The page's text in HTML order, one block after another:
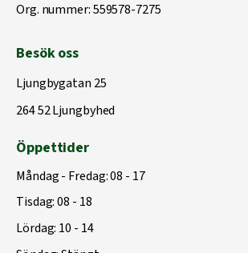
Org. nummer: 559578-7275
Besök oss
Ljungbygatan 25
264 52 Ljungbyhed
Öppettider
Måndag - Fredag: 08 - 17
Tisdag: 08 - 18
Lördag: 10 - 14